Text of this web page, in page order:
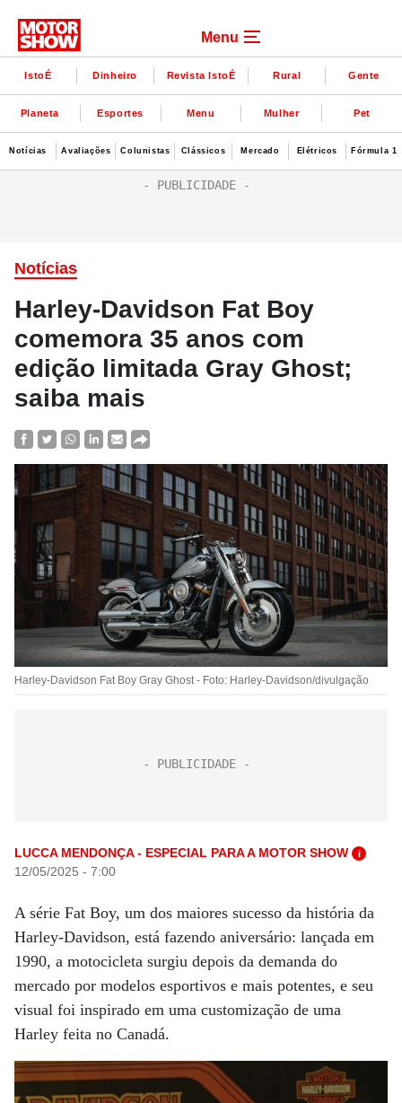
Menu
IstoÉ Dinheiro Revista IstoÉ Rural Gente
Planeta Esportes Menu Mulher Pet
Notícias Avaliações Colunistas Clássicos Mercado Elétricos Fórmula 1
Notícias
Harley-Davidson Fat Boy
comemora 35 anos com
edição limitada Gray Ghost;
saiba mais
Harley-Davidson Fat Boy Gray Ghost - Foto: Harley-Davidson/divulgação
LUCCA MENDONÇA - ESPECIAL PARA A MOTOR SHOW i
12/05/2025 - 7:00
A série Fat Boy, um dos maiores sucesso da história da
Harley-Davidson, está fazendo aniversário: lançada em
1990, a motocicleta surgiu depois da demanda do
mercado por modelos esportivos e mais potentes, e seu
visual foi inspirado em uma customização de uma
Harley feita no Canadá.